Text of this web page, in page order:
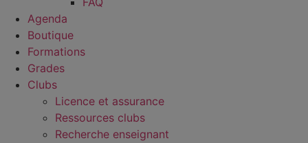
Agenda
Boutique
Formations
Grades
Clubs
Licence et assurance
Ressources clubs
Recherche enseignant